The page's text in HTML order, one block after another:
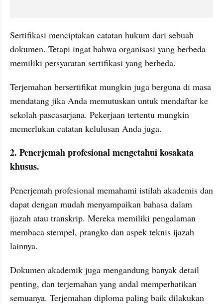
Sertifikasi menciptakan catatan hukum dari sebuah
dokumen. Tetapi ingat bahwa organisasi yang berbeda
memiliki persyaratan sertifikasi yang berbeda.
Terjemahan bersertifikat mungkin juga berguna di masa
mendatang jika Anda memutuskan untuk mendaftar ke
sekolah pascasarjana. Pekerjaan tertentu mungkin
memerlukan catatan kelulusan Anda juga.
2. Penerjemah profesional mengetahui kosakata
khusus.
Penerjemah profesional memahami istilah akademis dan
dapat dengan mudah menyampaikan bahasa dalam
ijazah atau transkrip. Mereka memiliki pengalaman
membaca stempel, prangko dan aspek teknis ijazah
lainnya.
Dokumen akademik juga mengandung banyak detail
penting, dan terjemahan yang andal memperhatikan
semuanya. Terjemahan diploma paling baik dilakukan